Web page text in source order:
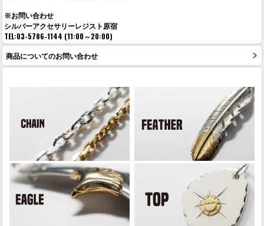
※お問い合わせ
シルバーアクセサリーレジスト原宿
TEL:03-5786-1144 (11:00～20:00)
商品についてのお問い合わせ